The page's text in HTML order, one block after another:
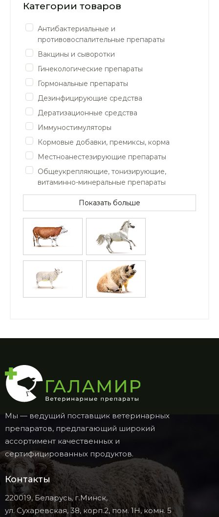
Категории товаров
Антибактериальные и
противовоспалительные препараты
Вакцины и сыворотки
Гинекологические препараты
Гормональные препараты
Дезинфицирующие средства
Дератизационные средства
Иммуностимуляторы
Кормовые добавки, премиксы, корма
Местноанестезирующие препараты
Общеукрепляющие, тонизирующие,
витаминно-минеральные препараты
Показать больше
Мы — ведущий поставщик ветеринарных
препаратов, предлагающий широкий
ассортимент качественных и
сертифицированных продуктов.
Контакты
220019, Беларусь, г.Минск,
ул. Сухаревская, 38, корп.2, пом. 1Н, комн. 5